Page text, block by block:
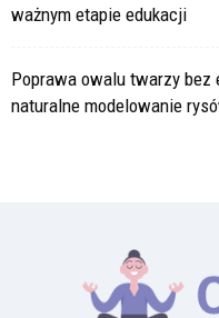
ważnym etapie edukacji
Poprawa owalu twarzy
naturalne modelowanie